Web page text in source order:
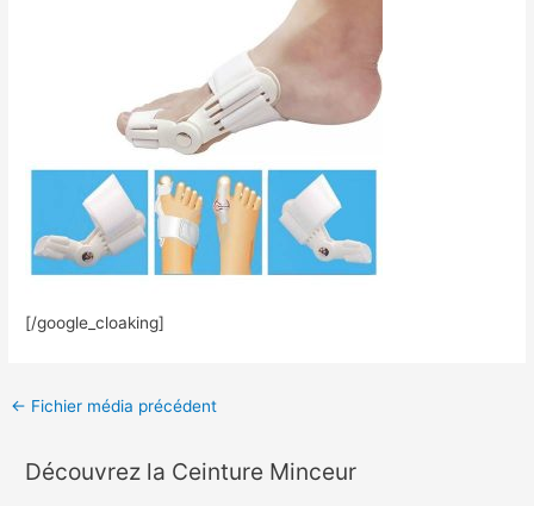
[/google_cloaking]
← Fichier média précédent
Découvrez la Ceinture Minceur